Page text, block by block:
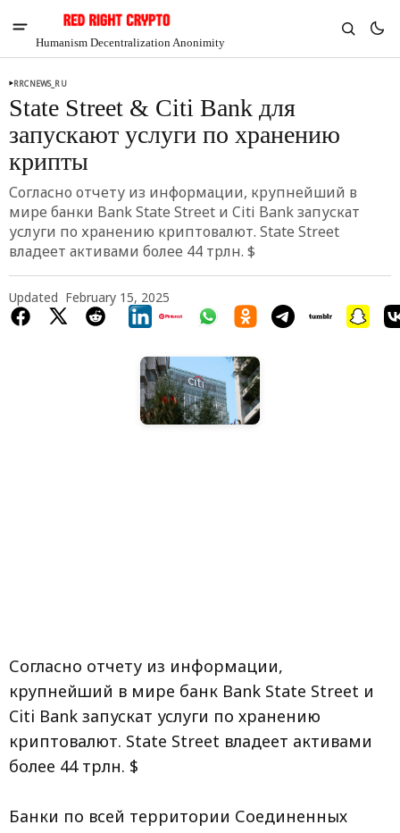
Humanism Decentralization Anonimity
Chia
RRCNEWS_RU
State Street & Citi Bank для
запускают услуги по хранению
крипты
Согласно отчету из информации, крупнейший в
мире банки Bank State Street и Citi Bank запускат
услуги по хранению криптовалют. State Street
владеет активами более 44 трлн. $
Updated February 15, 2025
Согласно отчету из информации,
крупнейший в мире банк Bank State Street и
Citi Bank запускат услуги по хранению
криптовалют. State Street владеет активами
более 44 трлн. $
Банки по всей территории Соединенных